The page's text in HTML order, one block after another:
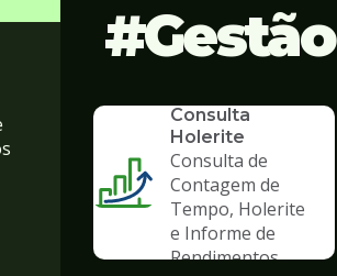
Gestão
Consulta
Holerite
Consulta de
Contagem de
Tempo, Holerite
e Informe de
Rendimentos